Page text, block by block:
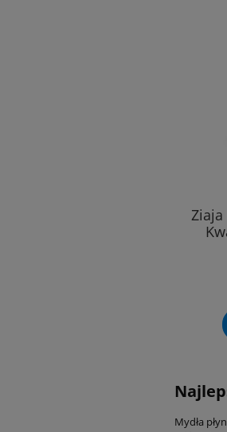
Mydła